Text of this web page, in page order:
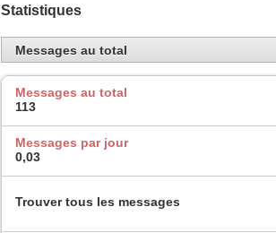
Statistiques
Messages au total
Messages au total
113
Messages par jour
0,03
Trouver tous les messages